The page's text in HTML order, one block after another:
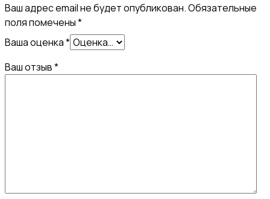
Ваш адрес email не будет опубликован.Обязательные
поля помечены*
Ваша оценка*
Ваш отзыв*